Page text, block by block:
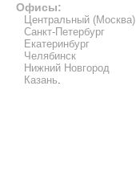
Офисы:
Центральный (Москва)
Санкт-Петербург
Екатеринбург
Челябинск
Нижний Новгород
Казань.